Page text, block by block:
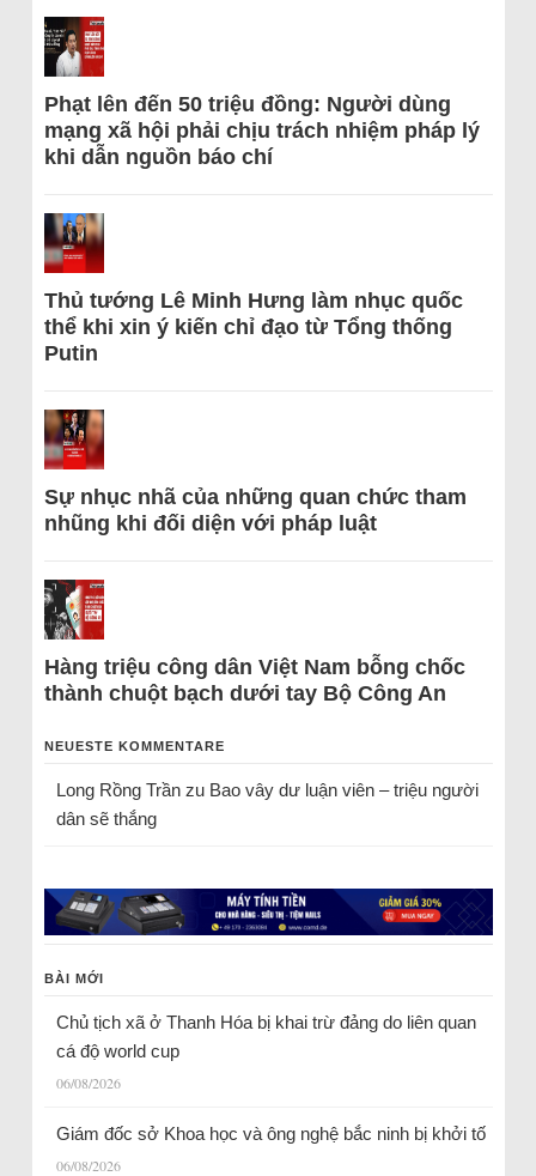
Phạt lên đến 50 triệu đồng: Người dùng
mạng xã hội phải chịu trách nhiệm pháp lý
khi dẫn nguồn báo chí
Thủ tướng Lê Minh Hưng làm nhục quốc
thể khi xin ý kiến chỉ đạo từ Tổng thống
Putin
Sự nhục nhã của những quan chức tham
nhũng khi đối diện với pháp luật
Hàng triệu công dân Việt Nam bỗng chốc
thành chuột bạch dưới tay Bộ Công An
NEUESTE KOMMENTARE
Long Rồng Trầnzu Bao vây dư luận viên – triệu người
dân sẽ thắng
BÀI MỚI
Chủ tịch xã ở Thanh Hóa bị khai trừ đảng do liên quan
cá độ world cup
06/08/2026
Giám đốc sở Khoa học và ông nghệ bắc ninh bị khởi tố
06/08/2026